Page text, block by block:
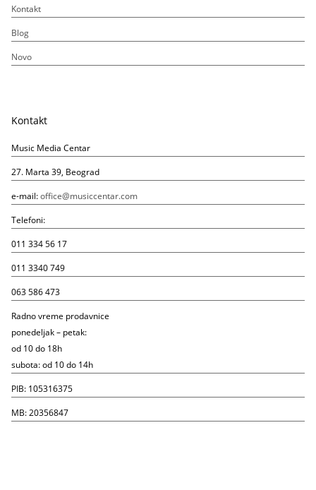
Kontakt
Blog
Novo
Kontakt
Music Media Centar
27. Marta 39, Beograd
e-mail:office@musiccentar.com
Telefoni:
011 334 56 17
011 3340 749
063 586 473
Radno vreme prodavnice
ponedeljak – petak:
od 10 do 18h
subota: od 10 do 14h
PIB: 105316375
MB: 20356847